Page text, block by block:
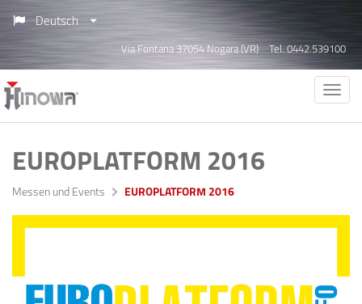
Deutsch
Via Fontana 37054 Nogara (VR) Tel. 0442.539100
EUROPLATFORM 2016
Messen und Events EUROPLATFORM 2016